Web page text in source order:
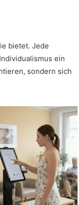
bietet. Jede
ein
sondern sich